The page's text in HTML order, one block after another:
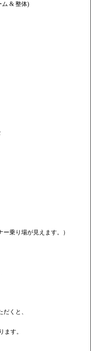
ム & 整体)
乗り場が見えます。）
くと、
す。